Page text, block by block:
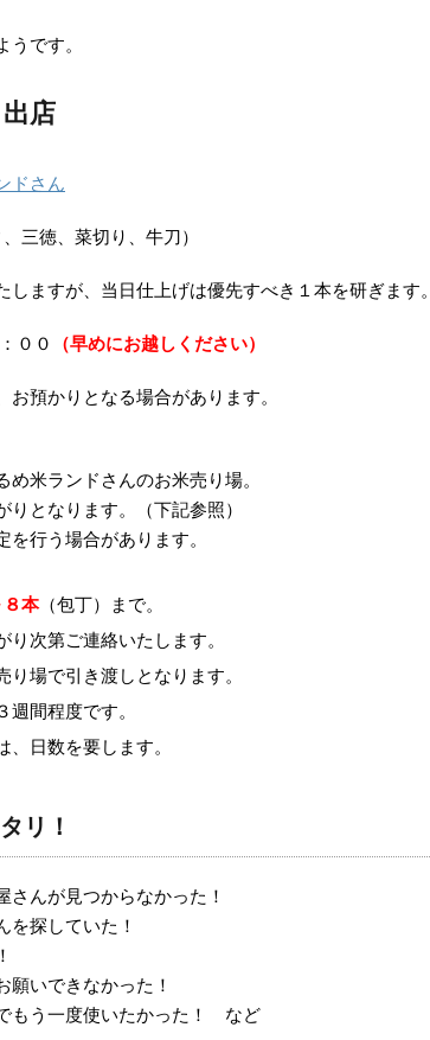
です。
店
ドさん
徳、菜切り、牛刀）
すが、当日仕上げは優先すべき１本を研ぎます。
００ （早めにお越しください）
かりとなる場合があります。
米ランドさんのお米売り場。
となります。（下記参照）
行う場合があります。
８本（包丁）まで。
次第ご連絡いたします。
場で引き渡しとなります。
間程度です。
日数を要します。
リ！
さんが見つからなかった！
を探していた！
願いできなかった！
もう一度使いたかった！ など